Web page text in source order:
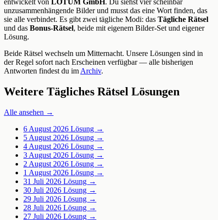
entwickelt von LOTUM GmbH. Du siehst vier scheinbar
unzusammenhängende Bilder und musst das eine Wort finden, das
sie alle verbindet. Es gibt zwei tägliche Modi: das Tägliche Rätsel
und das Bonus-Rätsel, beide mit eigenem Bilder-Set und eigener
Lösung.
Beide Rätsel wechseln um Mitternacht. Unsere Lösungen sind in
der Regel sofort nach Erscheinen verfügbar — alle bisherigen
Antworten findest du im Archiv.
Weitere Tägliches Rätsel Lösungen
Alle ansehen →
6 August 2026 Lösung →
5 August 2026 Lösung →
4 August 2026 Lösung →
3 August 2026 Lösung →
2 August 2026 Lösung →
1 August 2026 Lösung →
31 Juli 2026 Lösung →
30 Juli 2026 Lösung →
29 Juli 2026 Lösung →
28 Juli 2026 Lösung →
27 Juli 2026 Lösung →